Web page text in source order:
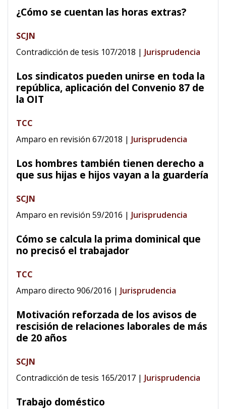
¿Cómo se cuentan las horas extras?
SCJN
Contradicción de tesis 107/2018 | Jurisprudencia
Los sindicatos pueden unirse en toda la
república, aplicación del Convenio 87 de
la OIT
TCC
Amparo en revisión 67/2018 | Jurisprudencia
Los hombres también tienen derecho a
que sus hijas e hijos vayan a la guardería
SCJN
Amparo en revisión 59/2016 | Jurisprudencia
Cómo se calcula la prima dominical que
no precisó el trabajador
TCC
Amparo directo 906/2016 | Jurisprudencia
Motivación reforzada de los avisos de
rescisión de relaciones laborales de más
de 20 años
SCJN
Contradicción de tesis 165/2017 | Jurisprudencia
Trabajo doméstico